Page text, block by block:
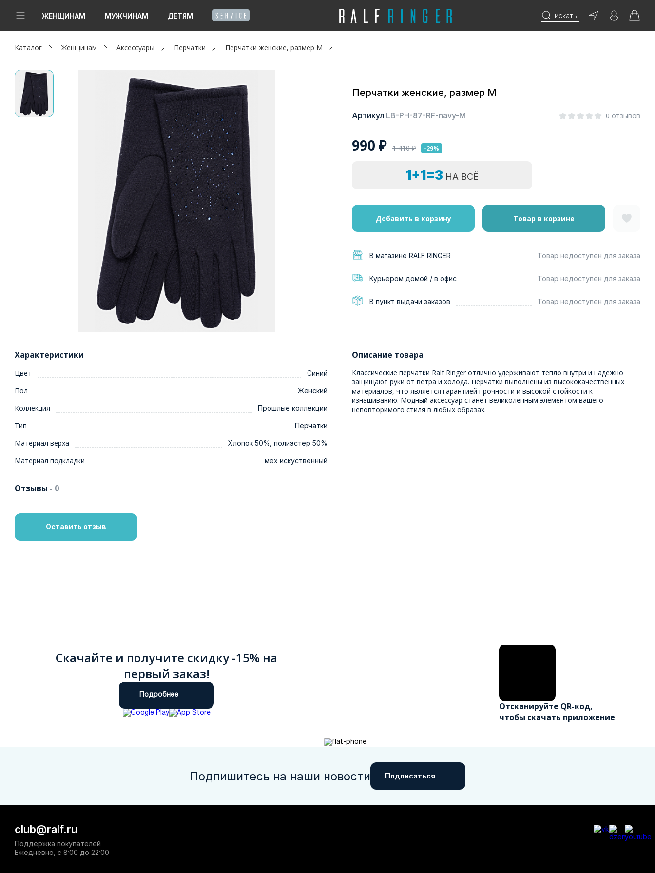
ЖЕНЩИНАМ МУЖЧИНАМ ДЕТЯМ искать
Новинки
Женщинам
Мужчинам
Каталог Женщинам Аксессуары Перчатки Перчатки женские, размер M
Перчатки женские, размер M
Артикул LB-PH-87-RF-navy-M 0 отзывов
990 ₽ 1 410₽ -29%
1+1=3 НА ВСЁ
Добавить в корзину Товар в корзине
В магазине RALF RINGER Товар недоступен для заказа
Курьером домой / в офис Товар недоступен для заказа
В пункт выдачи заказов Товар недоступен для заказа
Характеристики
Цвет Синий
Пол Женский
Коллекция Прошлые коллекции
Тип Перчатки
Материал верха Хлопок 50%, полиэстер 50%
Материал подкладки мех искуственный
Описание товара
Классические перчатки Ralf Ringer отлично удерживают тепло внутри и надежно
защищают руки от ветра и холода. Перчатки выполнены из высококачественных
материалов, что является гарантией прочности и высокой стойкости к
изнашиванию. Модный аксессуар станет великолепным элементом вашего
неповторимого стиля в любых образах.
Отзывы - 0
Оставить отзыв
Скачайте и получите скидку -15% на
первый заказ!
Подробнее
Отсканируйте QR-код,
чтобы скачать приложение
Подпишитесь на наши новости Подписаться
club@ralf.ru
Поддержка покупателей
Ежедневно, с 8:00 до 22:00